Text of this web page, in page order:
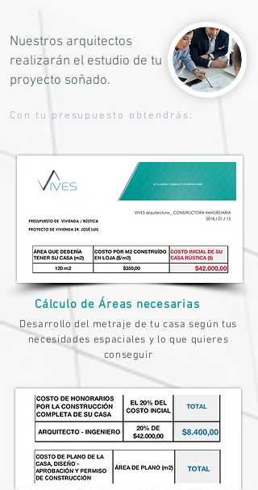
Nuestros arquitectos
realizarán el estudio de tu
proyecto soñado.
Con tu presupuesto obtendrás:
Cálculo de Áreas necesarias
Desarrollo del metraje de tu casa según tus
necesidades espaciales y lo que quieres
conseguir